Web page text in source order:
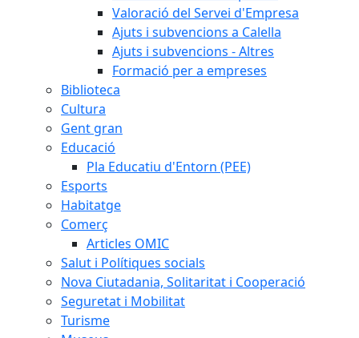
Valoració del Servei d'Empresa
Ajuts i subvencions a Calella
Ajuts i subvencions - Altres
Formació per a empreses
Biblioteca
Cultura
Gent gran
Educació
Pla Educatiu d'Entorn (PEE)
Esports
Habitatge
Comerç
Articles OMIC
Salut i Polítiques socials
Nova Ciutadania, Solitaritat i Cooperació
Seguretat i Mobilitat
Turisme